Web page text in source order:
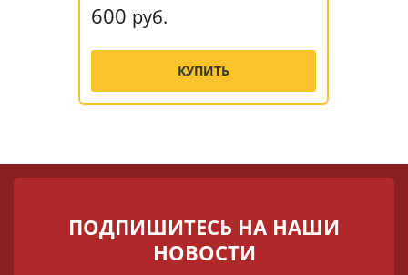
600 руб.
КУПИТЬ
ПОДПИШИТЕСЬ НА НАШИ
НОВОСТИ